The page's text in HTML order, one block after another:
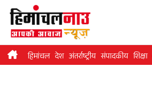
Skip
content
हिमांचल देश अंतर्राष्ट्रीय संपादकीय शिक्षा